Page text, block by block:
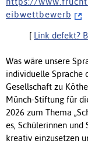
e i b w e t t b e w e r b
[ Link defekt?
Was wäre unsere
individuelle Sprache
Gesellschaft zu
Münch-Stiftung für
2026 zum Thema
es, Schülerinnen und
kreativ einzusetzen